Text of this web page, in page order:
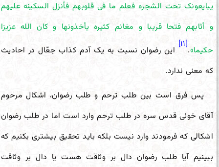
یبایعونک تحت الشجره فعلم ما فی‌ قلوبهم فأنزل السکینه علیهم
و أثابهم فتحا قریبا و مغانم کثیره یأخذونها و کان الله عزیزا
حکیما».
[۱۱]
این رضوان نسبت به یک آدم کذاب جعّال در احادیث
که معنی ندارد.
پس فرق است بین طلب ترحم و طلب رضوان، اشکال مرحوم
آقای خوئی قدس سره در طلب ترحم وارد است اما در طلب رضوان
اشکالی که فرمودند وارد نیست بلکه باید تحقیق بیشتری بکنیم که
ببینیم آیا طلب رضوان دال بر وثاقت هست یا دال بر وثاقت